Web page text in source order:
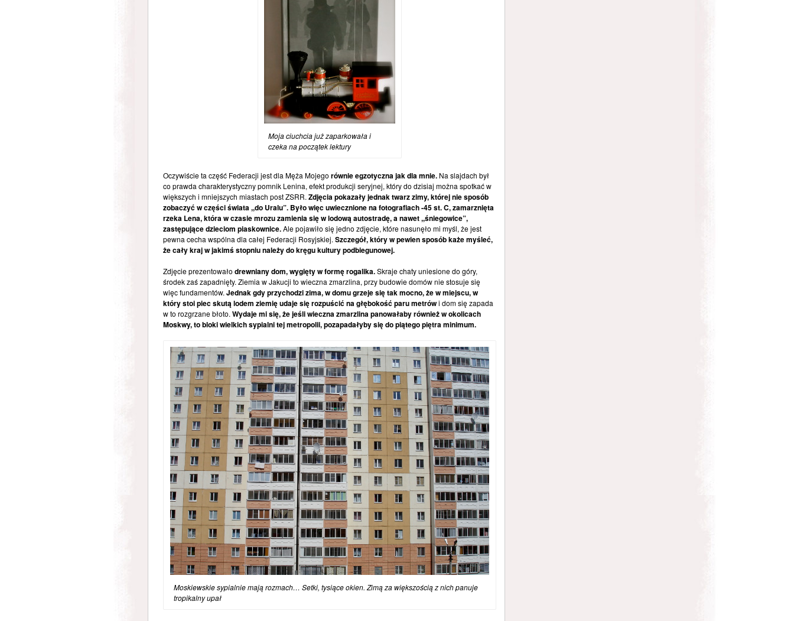
Moja ciuchcia już zaparkowała i
czeka na początek lektury
Oczywiście ta część Federacji jest dla Męża Mojego równie egzotyczna jak dla mnie. Na slajdach był
co prawda charakterystyczny pomnik Lenina, efekt produkcji seryjnej, który do dzisiaj można spotkać w
większych i mniejszych miastach post ZSRR. Zdjęcia pokazały jednak twarz zimy, której nie sposób
zobaczyć w części świata ,,do Uralu”. Było więc uwiecznione na fotografiach -45 st. C, zamarznięta
rzeka Lena, która w czasie mrozu zamienia się w lodową autostradę, a nawet ,,śniegowice”,
zastępujące dzieciom piaskownice.Ale pojawiło się jedno zdjęcie, które nasunęło mi myśl, że jest
pewna cecha wspólna dla całej Federacji Rosyjskiej. Szczegół, który w pewien sposób każe myśleć,
że cały kraj w jakimś stopniu należy do kręgu kultury podbiegunowej.
Zdjęcie prezentowało drewniany dom, wygięty w formę rogalika.Skraje chaty uniesione do góry,
środek zaś zapadnięty. Ziemia w Jakucji to wieczna zmarzlina, przy budowie domów nie stosuje się
więc fundamentów. Jednak gdy przychodzi zima, w domu grzeje się tak mocno, że w miejscu, w
który stoi piec skutą lodem ziemię udaje się rozpuścić na głębokość paru metrówi dom się zapada
w to rozgrzane błoto. Wydaje mi się, że jeśli wieczna zmarzlina panowałaby również w okolicach
Moskwy, to bloki wielkich sypialni tej metropolii, pozapadałyby się do piątego piętra minimum.
Moskiewskie sypialnie mają rozmach… Setki, tysiące okien. Zimą za większością z nich panuje
tropikalny upał